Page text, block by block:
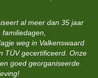
al meer dan 35 jaar
weg in Valkenswaard
TÜV gecertificeerd. Onze
goed georganiseerde